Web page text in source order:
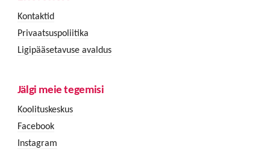
Kontaktid
Privaatsuspoliitika
Ligipääsetavuse avaldus
Jälgi meie tegemisi
Koolituskeskus
Facebook
Instagram